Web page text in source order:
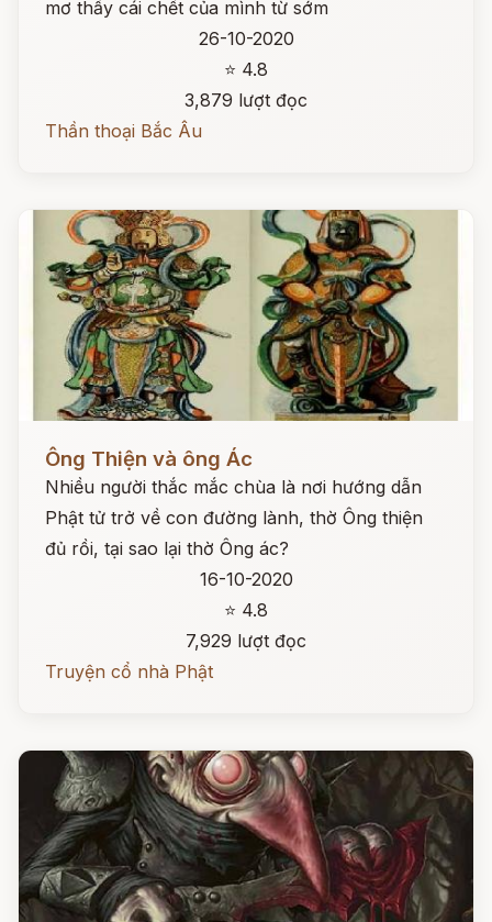
mơ thấy cái chết của mình từ sớm
26-10-2020
⭐ 4.8
3,879 lượt đọc
Thần thoại Bắc Âu
Đọc ngay
Ông Thiện và ông Ác
Nhiều người thắc mắc chùa là nơi hướng dẫn
Phật tử trở về con đường lành, thờ Ông thiện
đủ rồi, tại sao lại thờ Ông ác?
16-10-2020
⭐ 4.8
7,929 lượt đọc
Truyện cổ nhà Phật